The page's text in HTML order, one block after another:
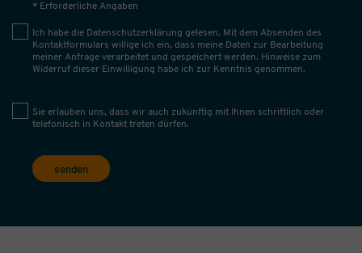
* Erforderliche Angaben
Ich habe die Datenschutzerklärung gelesen. Mit dem Absenden des
Kontaktformulars willige ich ein, dass meine Daten zur Bearbeitung
meiner Anfrage verarbeitet und gespeichert werden. Hinweise zum
Widerruf dieser Einwilligung habe ich zur Kenntnis genommen.
Sie erlauben uns, dass wir auch zukünftig mit Ihnen schriftlich oder
telefonisch in Kontakt treten dürfen.
senden